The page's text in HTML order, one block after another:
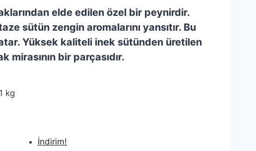
elde edilen özel bir peynirdir.
sütün zengin aromalarını yansıtır. Bu
Yüksek kaliteli inek sütünden üretilen
mirasının bir parçasıdır.
1 kg
İndirim!